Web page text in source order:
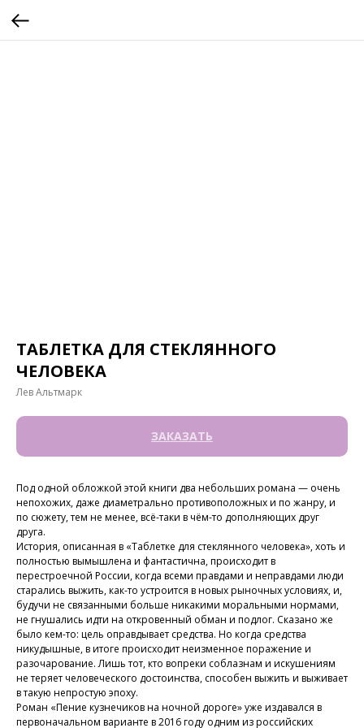
ТАБЛЕТКА ДЛЯ СТЕКЛЯННОГО
ЧЕЛОВЕКА
Лев Альтмарк
ЗАКАЗАТЬ
Под одной обложкой этой книги два небольших романа — очень
непохожих, даже диаметрально противоположных и по жанру, и
по сюжету, тем не менее, всё-таки в чём-то дополняющих друг
друга.
История, описанная в «Таблетке для стеклянного человека», хоть и
полностью вымышлена и фантастична, происходит в
перестроечной России, когда всеми правдами и неправдами люди
старались выжить, как-то устроится в новых рыночных условиях, и,
будучи не связанными больше никакими моральными нормами,
не гнушались идти на откровенный обман и подлог. Сказано же
было кем-то: цель оправдывает средства. Но когда средства
никудышные, в итоге происходит неизменное поражение и
разочарование. Лишь тот, кто вопреки соблазнам и искушениям
не теряет человеческого достоинства, способен выжить и выживает
в такую непростую эпоху.
Роман «Пение кузнечиков на ночной дороге» уже издавался в
первоначальном варианте в 2016 году одним из российских